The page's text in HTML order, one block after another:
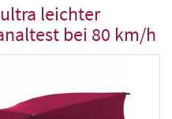
leichter
bei 80 km/h